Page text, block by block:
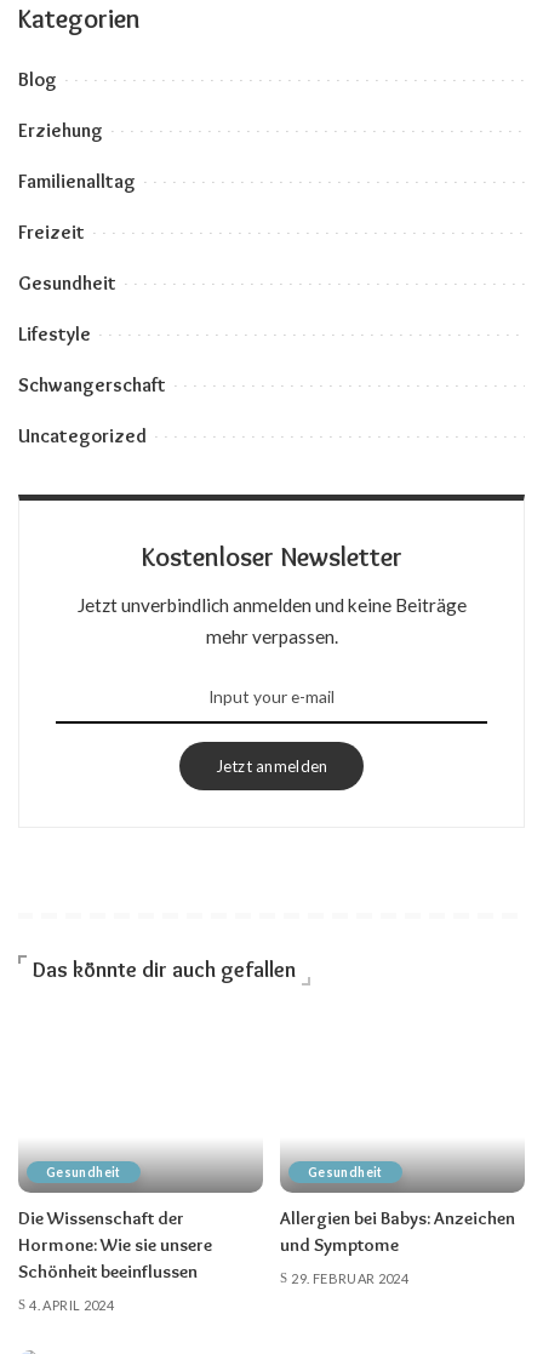
Kategorien
Blog
Erziehung
Familienalltag
Freizeit
Gesundheit
Lifestyle
Schwangerschaft
Uncategorized
Kostenloser Newsletter
Jetzt unverbindlich anmelden und keine Beiträge
mehr verpassen.
Jetzt anmelden
Das könnte dir auch gefallen
Gesundheit
Die Wissenschaft der
Hormone: Wie sie unsere
Schönheit beeinflussen
4. APRIL 2024
Gesundheit
Allergien bei Babys: Anzeichen
und Symptome
29. FEBRUAR 2024